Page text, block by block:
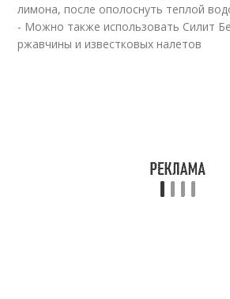
лимона, после ополоснуть теплой
- Можно также использовать Силит
ржавчины и известковых налетов